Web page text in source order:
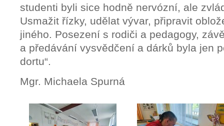
studenti byli sice hodně nervózní, ale
Usmažit řízky, udělat vývar, připravit
jiného. Posezení s rodiči a pedagogy,
a předávání vysvědčení a dárků byla jen
dortu“.
Mgr. Michaela Spurná